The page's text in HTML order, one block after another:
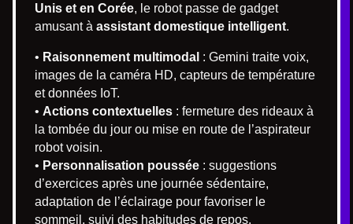
Unis et en Corée, le robot passe de gadget
amusant à assistant domestique intelligent.
• Raisonnement multimodal : Gemini traite voix,
images de la caméra HD, capteurs de température
et données IoT.
• Actions contextuelles : fermeture des rideaux à
la tombée du jour ou mise en route de l’aspirateur
robot voisin.
• Personnalisation poussée : suggestions
d’exercices après une journée sédentaire,
adaptation de l’éclairage pour favoriser le
sommeil, suivi des habitudes de repos.